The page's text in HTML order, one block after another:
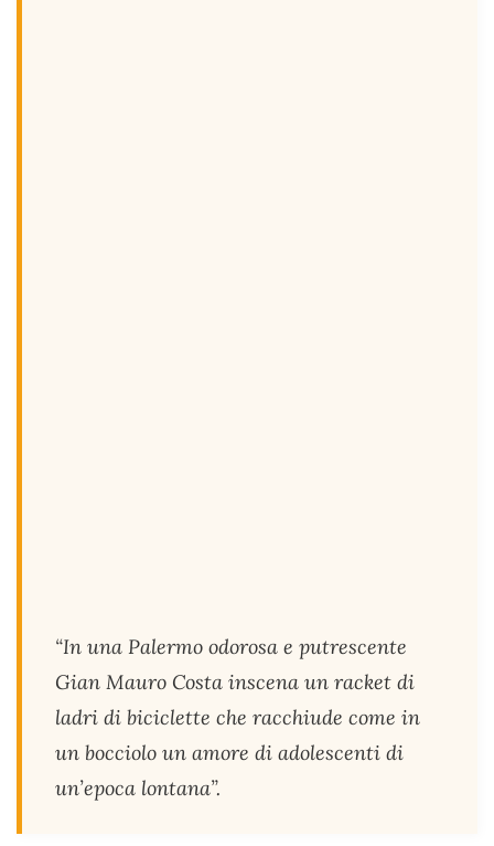
“In una Palermo odorosa e putrescente
Gian Mauro Costa inscena un racket di
ladri di biciclette che racchiude come in
un bocciolo un amore di adolescenti di
un’epoca lontana”.